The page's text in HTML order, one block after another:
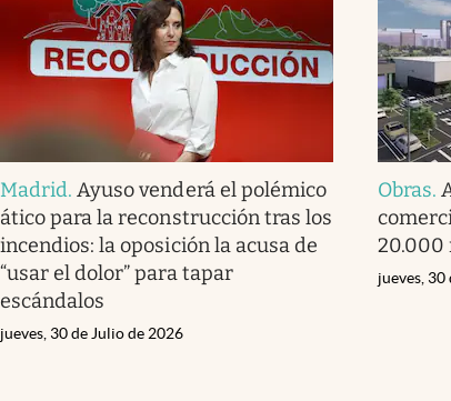
Madrid.Ayuso venderá el polémico
ático para la reconstrucción tras los
incendios: la oposición la acusa de
“usar el dolor” para tapar
escándalos
jueves, 30 de Julio de 2026
Obras.
20.000
jueves,